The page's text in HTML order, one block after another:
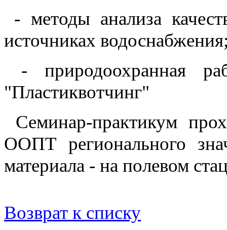
- методы анализа
источниках
- природоохранная
"Пластиквотчинг"
Семинар-практикум
ООПТ регионального
материала - на полевом
Возврат к списку